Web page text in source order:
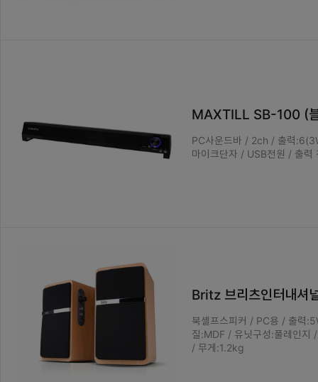
MAXTILL SB-100 (
PC사운드바 / 2ch / 출력
마이크단자 / USB전원 / 출
Britz 브리츠인터내
북셸프스피커 / PC용 / 출
질:MDF / 유닛구성:풀레인지
/ 무게:1.2kg